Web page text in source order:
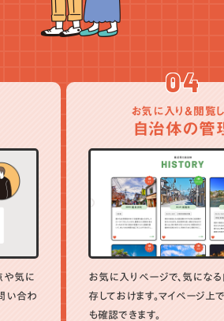
や気に
い合わ
04
お気に入り＆閲覧
自治体の管
お気に入りページで、気にな
存しておけます。マイページ上
も確認できます。